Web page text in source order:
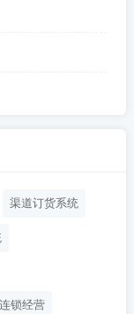
渠道订货系统
连锁经营